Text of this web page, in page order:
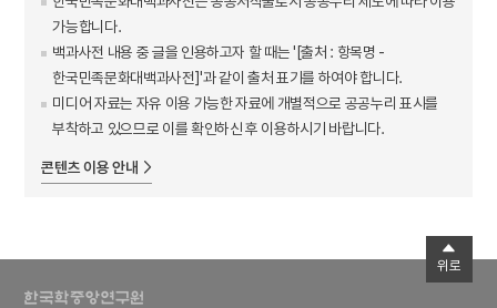
가능합니다.
백과사전 내용 중 글을 인용하고자 할 때는 '[출처 : 항목명 -
한국민족문화대백과사전]'과 같이 출처 표기를 하여야 합니다.
미디어 자료는 자유 이용 가능한 자료에 개별적으로 공공누리 표시를
부착하고 있으므로 이를 확인하신 후 이용하시기 바랍니다.
콘텐츠 이용 안내
위로